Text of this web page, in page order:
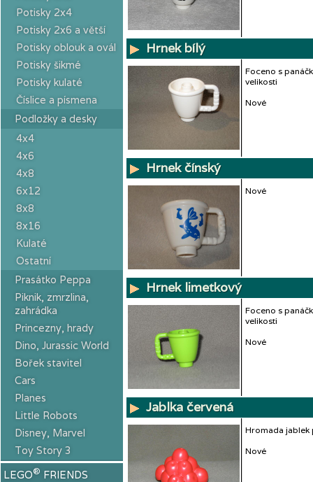
Potisky 2x4
Potisky 2x6 a větší
Potisky oblouk a ovál
Potisky šikmé
Potisky kulaté
Číslice a písmena
Podložky a desky
4x4
4x6
4x8
6x12
8x8
8x16
Kulaté
Ostatní
Prasátko Peppa
Piknik, zmrzlina,
zahrádka
Princezny, hrady
Dino, Jurassic World
Bořek stavitel
Cars
Planes
Little Robots
Disney, Marvel
Toy Story 3
LEGO® FRIENDS
Hrnek bílý
Foceno s
velikosti
Nové
Hrnek čínský
Nové
Hrnek limetkový
Foceno s
velikosti
Nové
Jablka červená
Hromada
Nové